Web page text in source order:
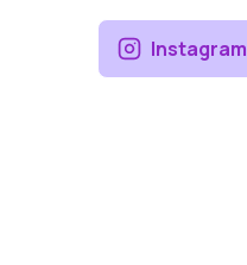
Instagram